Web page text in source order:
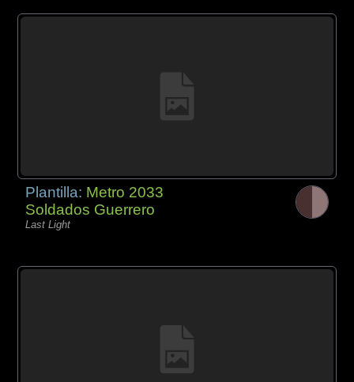
Plantilla: Metro 2033
Soldados Guerrero
Last Light